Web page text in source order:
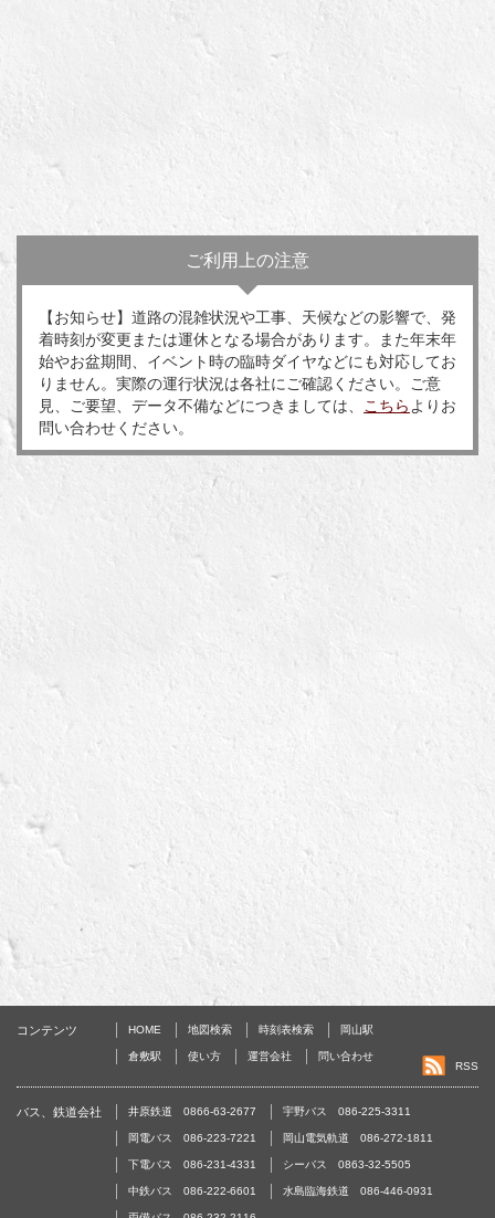
ご利用上の注意
【お知らせ】道路の混雑状況や工事、天候などの影響で、発
着時刻が変更または運休となる場合があります。また年末年
始やお盆期間、イベント時の臨時ダイヤなどにも対応してお
りません。実際の運行状況は各社にご確認ください。ご意
見、ご要望、データ不備などにつきましては、
こちら よりお
問い合わせください。
コンテンツ HOME 地図検索 時刻表検索 岡山駅
倉敷駅 使い方 運営会社
問い合わせ
RSS
バス、鉄道会社 井原鉄道 0866-63-2677 宇野バス 086-225-3311
岡電バス 086-223-7221 岡山電気軌道 086-272-1811
下電バス 086-231-4331 シーバス 0863-32-5505
中鉄バス 086-222-6601 水島臨海鉄道 086-446-0931